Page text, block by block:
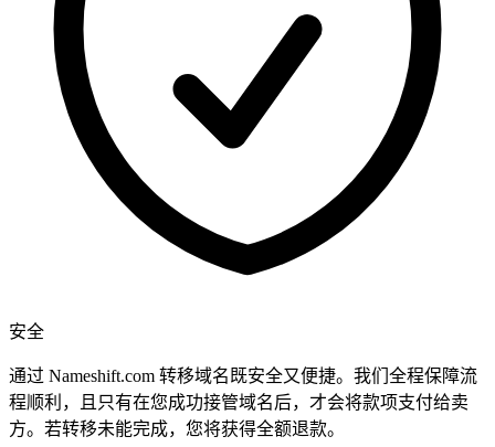
安全
通过 Nameshift.com 转移域名既安全又便捷。我们全程保障流
程顺利，且只有在您成功接管域名后，才会将款项支付给卖
方。若转移未能完成，您将获得全额退款。